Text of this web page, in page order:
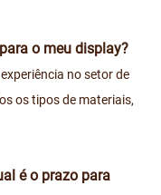
o meu display?
no setor de
os tipos de materiais,
é o prazo para